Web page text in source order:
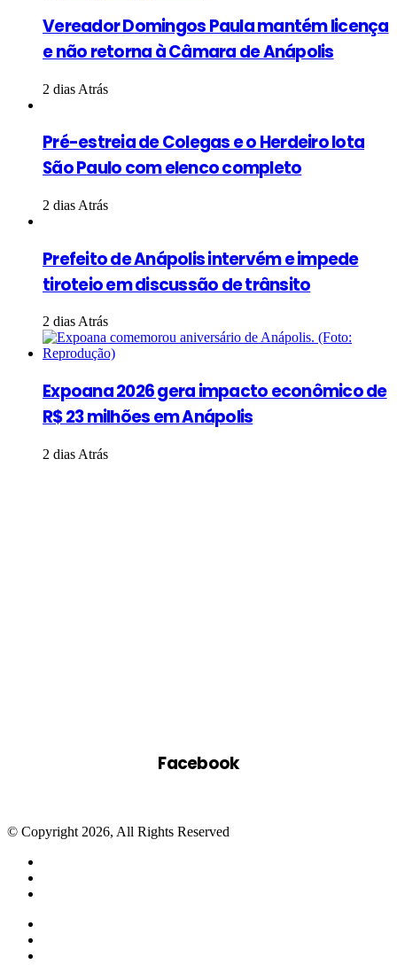
Vereador Domingos Paula mantém licença
e não retorna à Câmara de Anápolis
2 dias Atrás
Pré-estreia de Colegas e o Herdeiro lota
São Paulo com elenco completo
2 dias Atrás
Prefeito de Anápolis intervém e impede
tiroteio em discussão de trânsito
2 dias Atrás
Expoana 2026 gera impacto econômico de
R$ 23 milhões em Anápolis
2 dias Atrás
Facebook
© Copyright 2026, All Rights Reserved
Facebook
Twitter
WhatsApp
Telegram
Close